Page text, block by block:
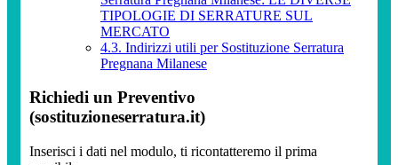
TIPOLOGIE DI SERRATURE SUL
MERCATO
4.3. Indirizzi utili per Sostituzione Serratura
Pregnana Milanese
Richiedi un Preventivo
(sostituzioneserratura.it)
Inserisci i dati nel modulo, ti ricontatteremo il prima